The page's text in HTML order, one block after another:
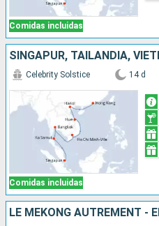
Comidas incluidas
SINGAPUR, TAILANDIA,
Comidas incluidas
Celebrity Solstice 14 d